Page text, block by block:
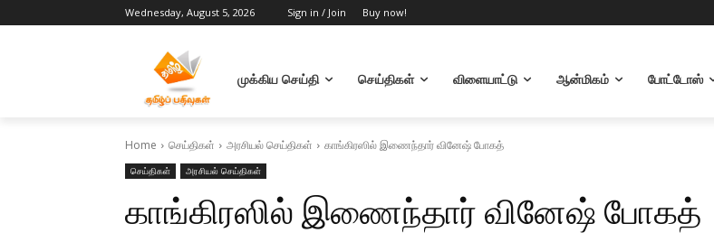
Wednesday, August 5, 2026 Sign in / Join Buy now!
முக்கிய செய்தி செய்திகள் விளையாட்டு ஆன்மிகம் போட்டோஸ்
Home செய்திகள் அரசியல் செய்திகள் காங்கிரஸில் இணைந்தார் வினேஷ் போகத்
செய்திகள் அரசியல் செய்திகள்
காங்கிரஸில் இணைந்தார் வினேஷ் போகத்